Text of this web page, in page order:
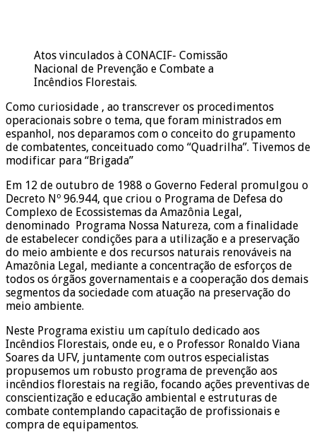
Atos vinculados à CONACIF- Comissão
Nacional de Prevenção e Combate a
Incêndios Florestais.
Como curiosidade , ao transcrever os procedimentos
operacionais sobre o tema, que foram ministrados em
espanhol, nos deparamos com o conceito do grupamento
de combatentes, conceituado como “Quadrilha”. Tivemos de
modificar para “Brigada”
Em 12 de outubro de 1988 o Governo Federal promulgou o
Decreto Nº 96.944, que criou o Programa de Defesa do
Complexo de Ecossistemas da Amazônia Legal,
denominado Programa Nossa Natureza, com a finalidade
de estabelecer condições para a utilização e a preservação
do meio ambiente e dos recursos naturais renováveis na
Amazônia Legal, mediante a concentração de esforços de
todos os órgãos governamentais e a cooperação dos demais
segmentos da sociedade com atuação na preservação do
meio ambiente.
Neste Programa existiu um capítulo dedicado aos
Incêndios Florestais, onde eu, e o Professor Ronaldo Viana
Soares da UFV, juntamente com outros especialistas
propusemos um robusto programa de prevenção aos
incêndios florestais na região, focando ações preventivas de
conscientização e educação ambiental e estruturas de
combate contemplando capacitação de profissionais e
compra de equipamentos.